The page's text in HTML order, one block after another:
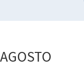
AGOSTO